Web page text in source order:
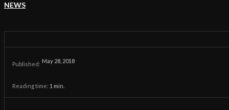
NEWS
Published: May 28, 2018
Reading time: 1 min.